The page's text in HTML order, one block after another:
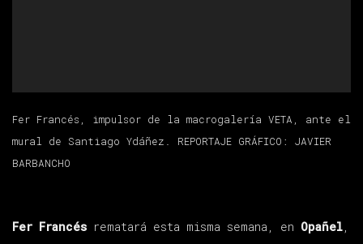
Fer Francés, impulsor de la macrogalería VETA, ante el
mural de Santiago Ydáñez. REPORTAJE GRÁFICO: JAVIER
BARBANCHO
Fer Francés rematará esta misma semana, en Opañel,